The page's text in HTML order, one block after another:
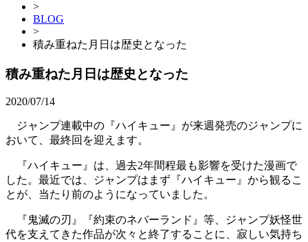
>
BLOG
>
積み重ねた月日は歴史となった
積み重ねた月日は歴史となった
2020/07/14
ジャンプ連載中の『ハイキュー』が来週発売のジャンプに
おいて、最終回を迎えます。
『ハイキュー』は、過去2年間程最も影響を受けた漫画で
した。最近では、ジャンプはまず『ハイキュー』から観るこ
とが、当たり前のようになっていました。
『鬼滅の刃』『約束のネバーランド』等、ジャンプ妖怪世
代を支えてきた作品が次々と終了することに、寂しい気持ち